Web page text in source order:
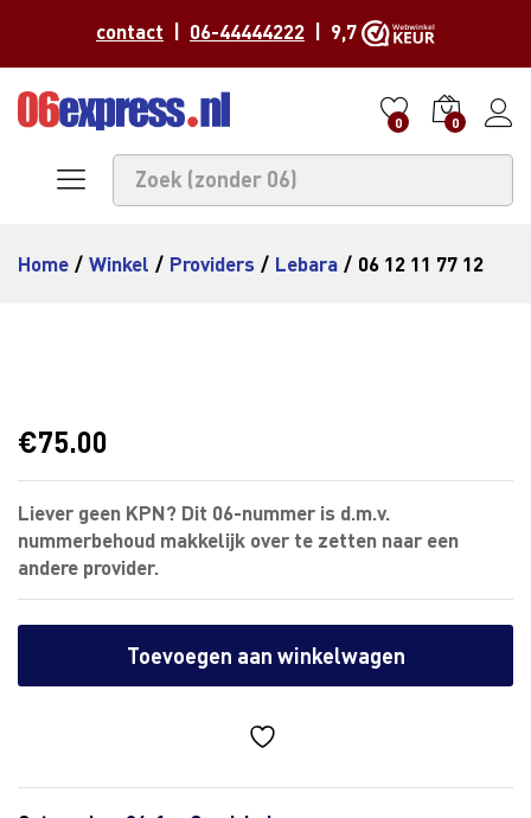
contact 06-44444222 | 9,7
0 0
Home / Winkel / Providers / Lebara / 06 12 11 77 12
€75.00
Liever geen KPN? Dit 06-nummer is d.m.v.
nummerbehoud makkelijk over te zetten naar een
andere provider.
Toevoegen aan winkelwagen